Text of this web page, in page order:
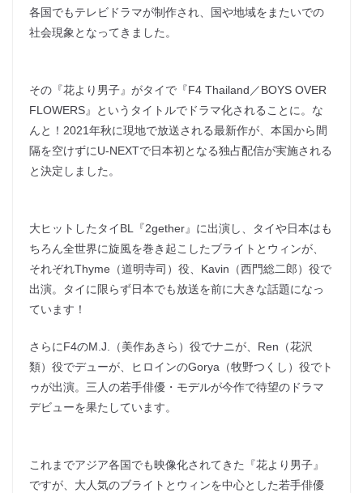
各国でもテレビドラマが制作され、国や地域をまたいでの
社会現象となってきました。
その『花より男子』がタイで『F4 Thailand／BOYS OVER
FLOWERS』というタイトルでドラマ化されることに。な
んと！2021年秋に現地で放送される最新作が、本国から間
隔を空けずにU-NEXTで日本初となる独占配信が実施される
と決定しました。
大ヒットしたタイBL『2gether』に出演し、タイや日本はも
ちろん全世界に旋風を巻き起こしたブライトとウィンが、
それぞれThyme（道明寺司）役、Kavin（西門総二郎）役で
出演。タイに限らず日本でも放送を前に大きな話題になっ
ています！
さらにF4のM.J.（美作あきら）役でナニが、Ren（花沢
類）役でデューが、ヒロインのGorya（牧野つくし）役でト
ゥが出演。三人の若手俳優・モデルが今作で待望のドラマ
デビューを果たしています。
これまでアジア各国でも映像化されてきた『花より男子』
ですが、大人気のブライトとウィンを中心とした若手俳優